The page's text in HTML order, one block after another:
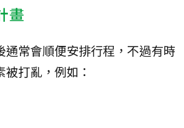
畫
通常會順便安排行程，不過有時
打亂，例如：